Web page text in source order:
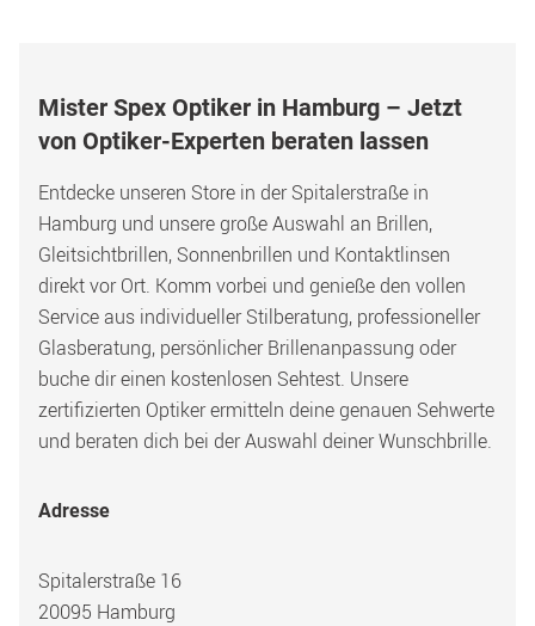
Mister Spex Optiker in Hamburg – Jetzt
von Optiker-Experten beraten lassen
Entdecke unseren Store in der Spitalerstraße in
Hamburg und unsere große Auswahl an Brillen,
Gleitsichtbrillen, Sonnenbrillen und Kontaktlinsen
direkt vor Ort. Komm vorbei und genieße den vollen
Service aus individueller Stilberatung, professioneller
Glasberatung, persönlicher Brillenanpassung oder
buche dir einen kostenlosen Sehtest. Unsere
zertifizierten Optiker ermitteln deine genauen Sehwerte
und beraten dich bei der Auswahl deiner Wunschbrille.
Adresse
Spitalerstraße 16
20095 Hamburg